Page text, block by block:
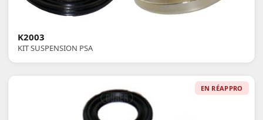
K2003
KIT SUSPENSION PSA
EN RÉAPPRO